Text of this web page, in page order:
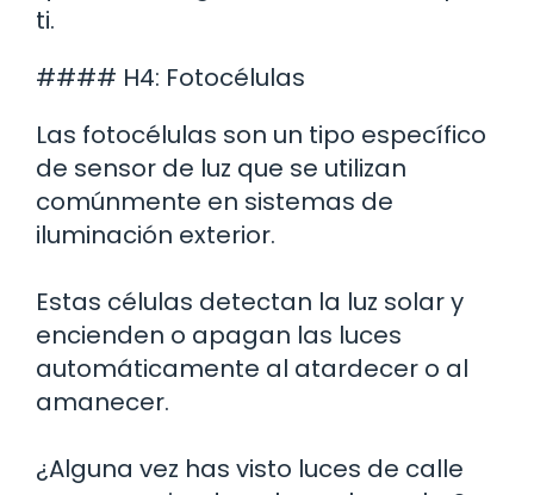
ti.
#### H4: Fotocélulas
Las fotocélulas son un tipo específico
de sensor de luz que se utilizan
comúnmente en sistemas de
iluminación exterior.
Estas células detectan la luz solar y
encienden o apagan las luces
automáticamente al atardecer o al
amanecer.
¿Alguna vez has visto luces de calle